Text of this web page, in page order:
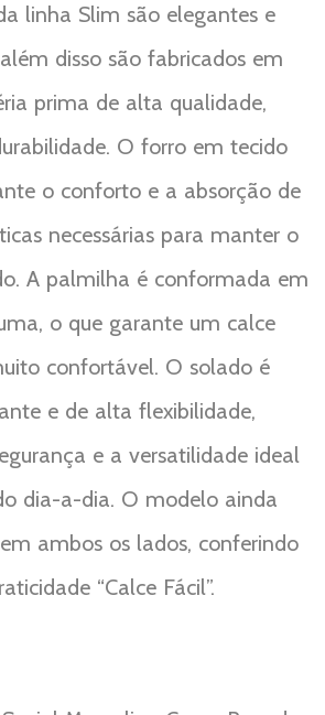
linha Slim são elegantes e
disso são fabricados em
prima de alta qualidade,
O forro em tecido
o conforto e a absorção de
necessárias para manter o
A palmilha é conformada em
o que garante um calce
confortável. O solado é
e de alta flexibilidade,
e a versatilidade ideal
dia-a-dia. O modelo ainda
ambos os lados, conferindo
“Calce Fácil”.